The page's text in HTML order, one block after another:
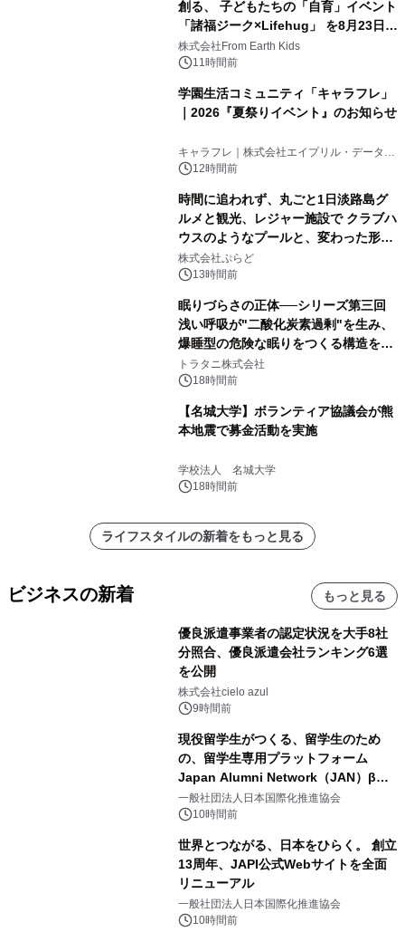
創る、 子どもたちの「自育」イベント
「諸福ジーク×Lifehug」 を8月23日
(日)開催
株式会社From Earth Kids
11時間前
学園生活コミュニティ「キャラフレ」
｜2026『夏祭りイベント』のお知らせ
キャラフレ｜株式会社エイプリル・データ・
デザインズ
12時間前
時間に追われず、丸ごと1日淡路島グ
ルメと観光、レジャー施設で クラブハ
ウスのようなプールと、変わった形の
サウナも 「THE BOXY AWAJI」のお
得な素泊まり連泊プランで
株式会社ぷらど
13時間前
眠りづらさの正体──シリーズ第三回
浅い呼吸が"二酸化炭素過剰"を生み、
爆睡型の危険な眠りをつくる構造を解
説
トラタニ株式会社
18時間前
【名城大学】ボランティア協議会が熊
本地震で募金活動を実施
学校法人 名城大学
18時間前
ライフスタイルの新着をもっと見る
ビジネスの新着 もっと見る
優良派遣事業者の認定状況を大手8社
分照合、優良派遣会社ランキング6選
を公開
株式会社cielo azul
9時間前
現役留学生がつくる、留学生のため
の、留学生専用プラットフォーム
Japan Alumni Network（JAN）β版
をリリース
一般社団法人日本国際化推進協会
10時間前
世界とつながる、日本をひらく。 創立
13周年、JAPI公式Webサイトを全面
リニューアル
一般社団法人日本国際化推進協会
10時間前